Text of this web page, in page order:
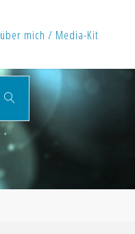
über mich / Media-Kit
Suchen
nach:
Suchen